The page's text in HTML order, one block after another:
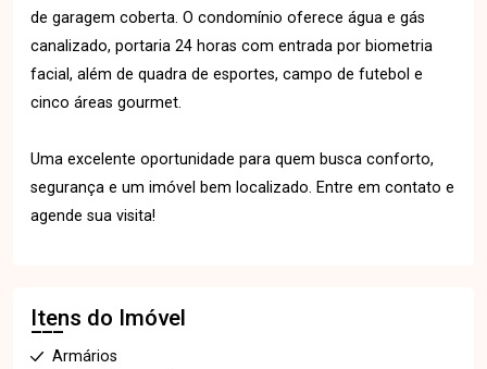
de garagem coberta. O condomínio oferece água e gás
canalizado, portaria 24 horas com entrada por biometria
facial, além de quadra de esportes, campo de futebol e
cinco áreas gourmet.
Uma excelente oportunidade para quem busca conforto,
segurança e um imóvel bem localizado. Entre em contato e
agende sua visita!
Itens do Imóvel
Armários